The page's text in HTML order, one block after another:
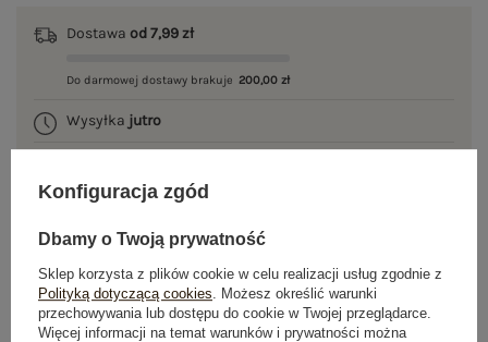
Dostawa od 7,99 zł
Do darmowej dostawy brakuje 200,00 zł
Wysyłka jutro
GŁÓWNE PARAMETRY
Konfiguracja zgód
Dbamy o Twoją prywatność
Sklep korzysta z plików cookie w celu realizacji usług zgodnie z
Polityką dotyczącą cookies . Możesz określić warunki
przechowywania lub dostępu do cookie w Twojej przeglądarce.
Więcej informacji na temat warunków i prywatności można